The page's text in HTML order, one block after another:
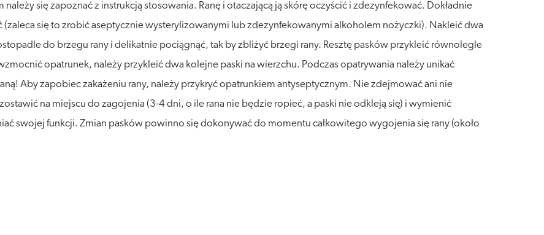
się zapoznać z instrukcją stosowania. Ranę i otaczającą ją skórę oczyścić i zdezynfekować. Dokładnie
się to zrobić aseptycznie wysterylizowanymi lub zdezynfekowanymi alkoholem nożyczki). Nakleić dwa
do brzegu rany i delikatnie pociągnąć, tak by zbliżyć brzegi rany. Resztę pasków przykleić równolegle
opatrunek, należy przykleić dwa kolejne paski na wierzchu. Podczas opatrywania należy unikać
Aby zapobiec zakażeniu rany, należy przykryć opatrunkiem antyseptycznym. Nie zdejmować ani nie
na miejscu do zagojenia (3-4 dni, o ile rana nie będzie ropieć, a paski nie odkleją się) i wymienić
swojej funkcji. Zmian pasków powinno się dokonywać do momentu całkowitego wygojenia się rany (około